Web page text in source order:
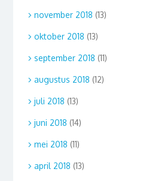
november 2018 (13)
oktober 2018 (13)
september 2018 (11)
augustus 2018 (12)
juli 2018 (13)
juni 2018 (14)
mei 2018 (11)
april 2018 (13)